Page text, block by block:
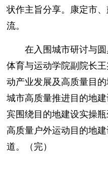
状作主旨分享。康定市
流。
在入围城市研讨与
体育与运动学院副院长
动产业发展及高质量目
城市高质量推进目的地
宾围绕目的地建设实操
高质量户外运动目的地
道。（完）